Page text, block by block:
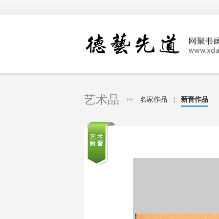
艺术品 >> 名家作品 新晋作品